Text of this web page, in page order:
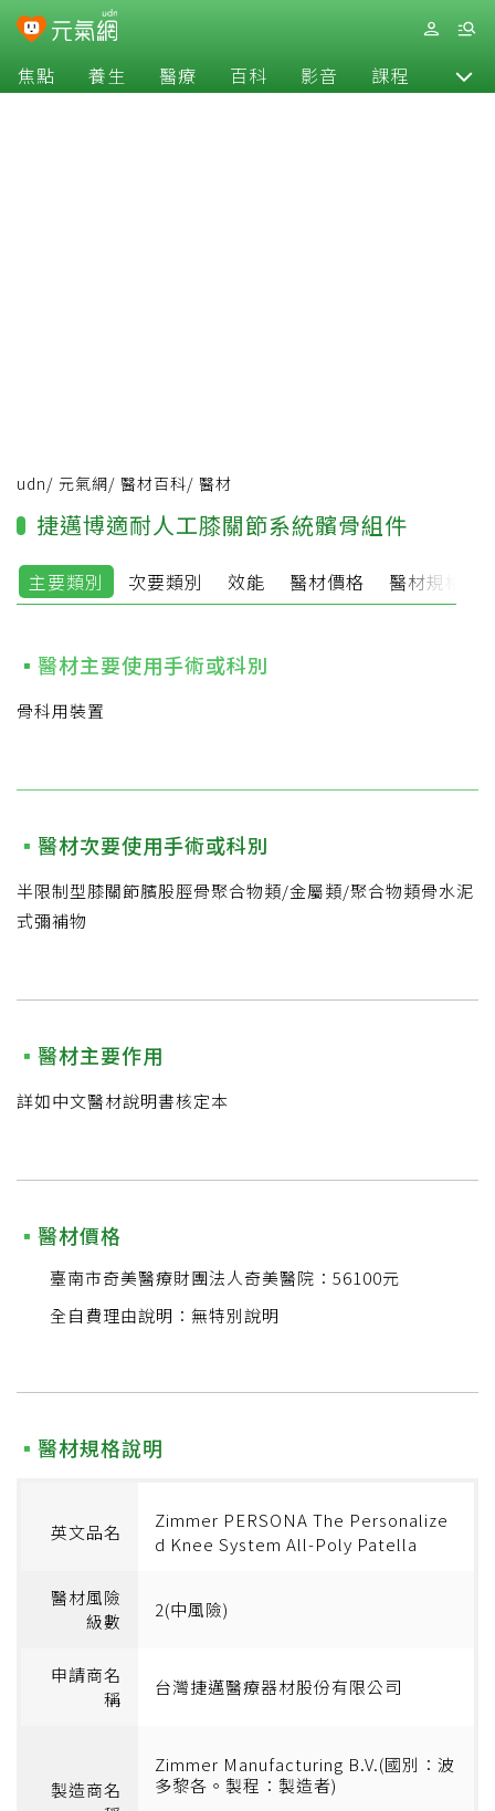
焦點 養生 醫療 百科 影音 課程 退休
udn/ 元氣網/ 醫材百科/ 醫材
捷邁博適耐人工膝關節系統髕骨組件
主要類別 次要類別 效能 醫材價格 醫材規格說
醫材主要使用手術或科別
骨科用裝置
醫材次要使用手術或科別
半限制型膝關節臏股脛骨聚合物類/金屬類/聚合物類骨水泥
式彌補物
醫材主要作用
詳如中文醫材說明書核定本
醫材價格
臺南市奇美醫療財團法人奇美醫院：56100元
全自費理由說明：無特別說明
醫材規格說明
英文品名
Zimmer PERSONA The Personalize
d Knee System All-Poly Patella
醫材風險
級數
2(中風險)
申請商名
稱
台灣捷邁醫療器材股份有限公司
製造商名
Zimmer Manufacturing B.V.(國別：波
多黎各。製程：製造者)